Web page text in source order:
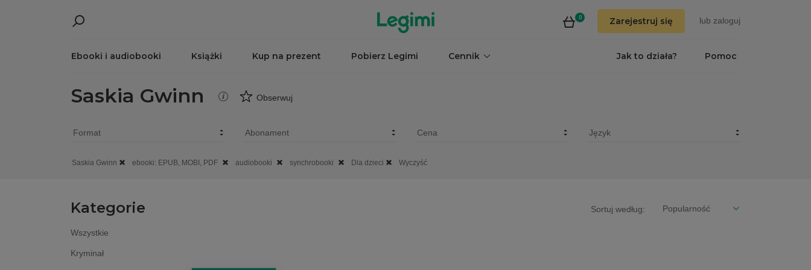
0 Zarejestruj się lub zaloguj
Ebooki i audiobooki Książki Kup na prezent Pobierz Legimi Cennik Pomoc
Jak to działa?
Saskia Gwinn Obserwuj
Saskia Gwinn ebooki: EPUB, MOBI, PDF audiobooki synchrobooki Dla dzieci Wyczyść
Kategorie
Wszystkie
Kryminał
Sortuj według: